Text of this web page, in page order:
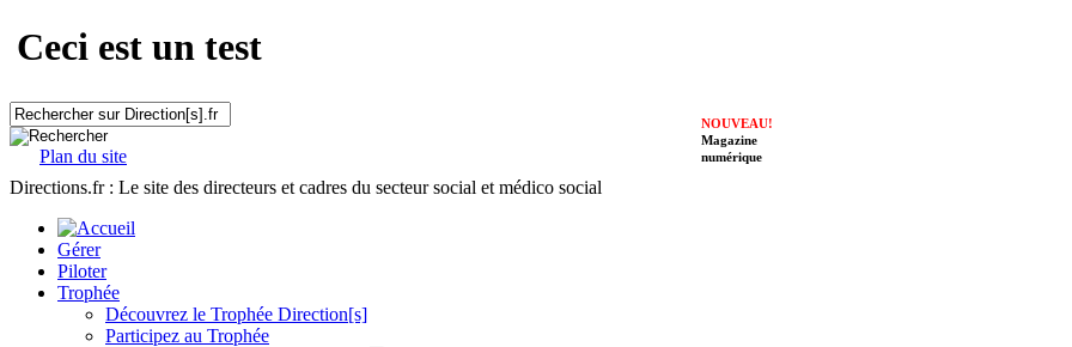
Ceci est un test
Plan du site
NOUVEAU!
Magazine
numérique
Directions.fr : Le site des directeurs et cadres du secteur social et médico social
Gérer
Piloter
Trophée
Découvrez le Trophée Direction[s]
Participez au Trophée